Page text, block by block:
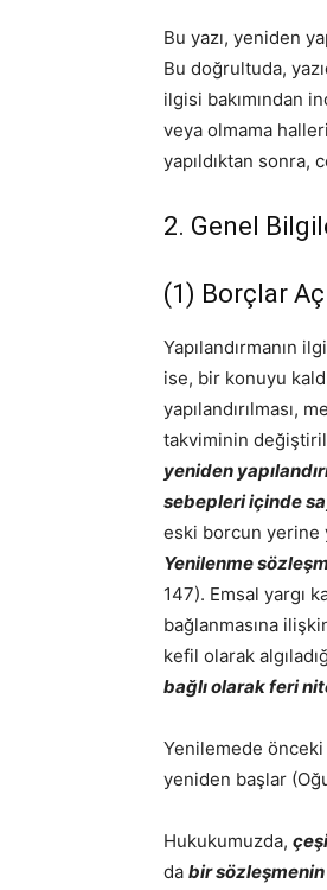
Bu yazı, yeniden
Bu doğrultuda,
ilgisi bakımından
veya olmama
yapıldıktan sonra,
2. Genel
(1) Borçlar
Yapılandırmanın
ise, bir konuyu
yapılandırılması,
takviminin
yeniden
sebepleri içinde
eski borcun yerine
Yenilenme
147). Emsal yargı
bağlanmasına
kefil olarak
bağlı olarak feri
Yenilemede önceki
yeniden başlar
Hukukumuzda,
da bir